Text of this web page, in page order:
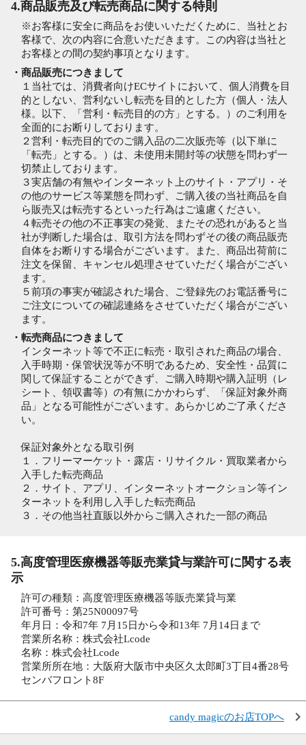
4.商品販売及び転売商品に関する特則
※お客様に安全に商品をお使いいただくために、当社とお
客様で、次の内容に合意いただきます。この内容は当社と
お客様との間の契約事項となります。
・商品販売につきまして
１当社では、消費者向けECサイトにおいて、個人消費を目
的としない、営利ないし転売を目的とした方（個人・法人
様。以下、「営利・転売目的の方」とする。）のご利用を
全面的にお断りしております。
２営利・転売目的でのご購入品の二次販売等（以下単に
「転売」とする。）は、未使用未開封等の状態を問わず一
切禁止しております。
３実店舗の有無やインターネット上のサイト・アプリ・そ
の他のサービス等業態を問わず、ご購入後の当社商品を自
ら販売又は転売するといった行為はご遠慮ください。
４転売その他の不正事実の発覚、またその恐れがあると当
社が判断した場合は、取引方法を問わずその後の商品販売
自体をお断りする場合がございます。また、商品出荷前に
注文を保留、キャンセル処理させていただく場合がござい
ます。
５前項の事実が確認された場合、ご登録先のお電話番号に
ご注文についての確認連絡をさせていただく場合がござい
ます。
・転売商品につきまして
インターネット等で不正に転売・取引された商品の場合、
入手時期・保管状況等が不明であるため、安全性・品質に
関して保証することができず、ご購入時期や購入証明（レ
シート、領収書等）の有無にかかわらず、「保証対象外商
品」となる可能性がございます。あらかじめご了承くださ
い。
保証対象外となる取引例
１．フリーマーケット・露店・リサイクル・買取業者から
入手した転売商品
２．サイト、アプリ、インターネットオークション等イン
ターネットを利用し入手した転売商品
３．その他当社直販以外からご購入された一部の商品
5.高度管理医療機器等販売業貸与業許可に関する表
示
許可の種類：高度管理医療機器等販売業貸与業
許可番号：第25N00097号
年月日：令和7年 7月15日から令和13年 7月14日まで
営業所名称：株式会社Lcode
名称：株式会社Lcode
営業所所在地：大阪府大阪市中央区久太郎町3丁目4番28号
センバフロント8F
candy magicのお店TOPへ